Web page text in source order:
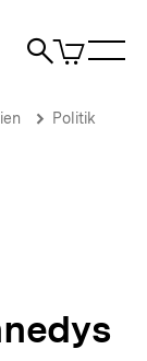
Suche
Artikel
im
Politik